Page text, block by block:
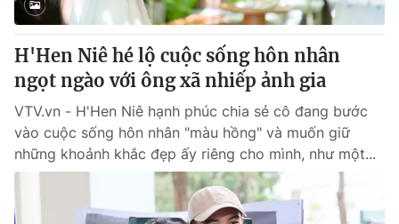
H'Hen Niê hé lộ cuộc sống hôn nhân
ngọt ngào với ông xã nhiếp ảnh gia
VTV.vn - H'Hen Niê hạnh phúc chia sẻ cô đang bước
vào cuộc sống hôn nhân "màu hồng" và muốn giữ
những khoảnh khắc đẹp ấy riêng cho mình, như một...